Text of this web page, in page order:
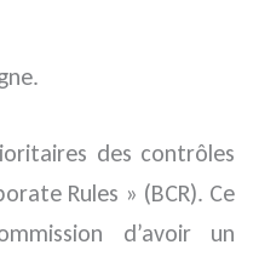
des contrôles
Rules » (BCR). Ce
d’avoir un